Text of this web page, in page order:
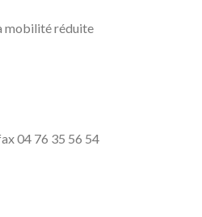
mobilité réduite
04 76 35 56 54